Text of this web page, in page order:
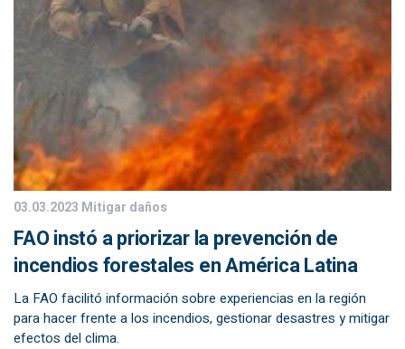
03.03.2023 Mitigar daños
FAO instó a priorizar la prevención de
incendios forestales en América Latina
La FAO facilitó información sobre experiencias en la región
para hacer frente a los incendios, gestionar desastres y mitigar
efectos del clima.